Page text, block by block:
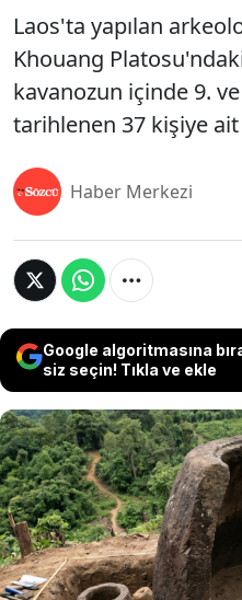
Laos'ta yapılan
Khouang
kavanozun içinde 9. ve
tarihlenen 37 kişiye
Haber Merkezi
Google algoritmasına
siz seçin! Tıkla ve ekle
Laos'ta
Xieng
kavanozun
tarihlenen 37